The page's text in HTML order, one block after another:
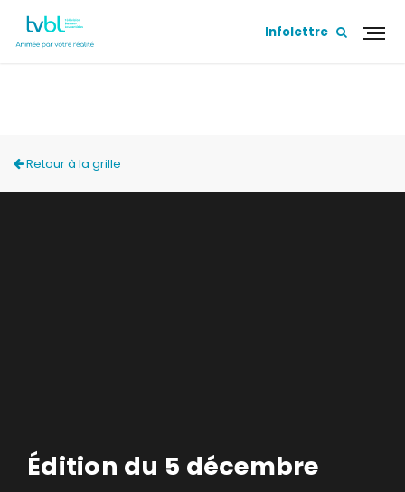
Infolettre
Retour à la grille
Édition du 5 décembre